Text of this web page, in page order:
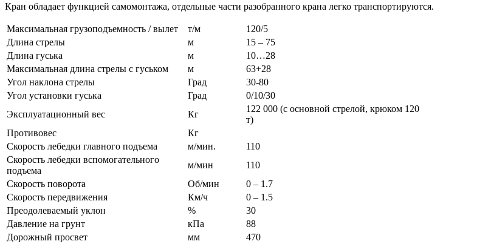
Кран обладает функцией самомонтажа, отдельные части разобранного крана легко транспортируются.
Максимальная грузоподъемность / вылет т/м
120/5
Длина стрелы
м
15 – 75
Длина гуська
м
10…28
Максимальная длина стрелы с гуськом
м
63+28
Угол наклона стрелы
Град
30-80
Угол установки гуська
Град
0/10/30
Эксплуатационный вес
Кг
122 000 (с основной стрелой, крюком 120
т)
Противовес
Кг
Скорость лебедки главного подъема
м/мин.
110
Скорость лебедки вспомогательного
подъема
м/мин
110
Скорость поворота
Об/мин
0 – 1.7
Скорость передвижения
Км/ч
0 – 1.5
Преодолеваемый уклон
%
30
Давление на грунт
кПа
88
Дорожный просвет
мм
470